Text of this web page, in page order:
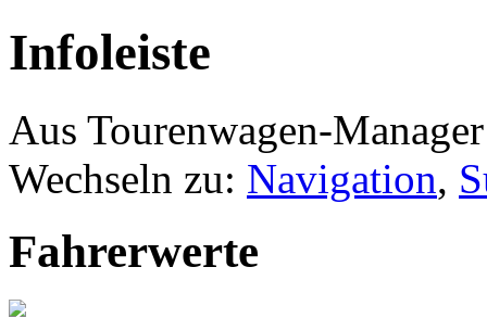
Infoleiste
Aus Tourenwagen-Manager
Wechseln zu: Navigation,
Fahrerwerte